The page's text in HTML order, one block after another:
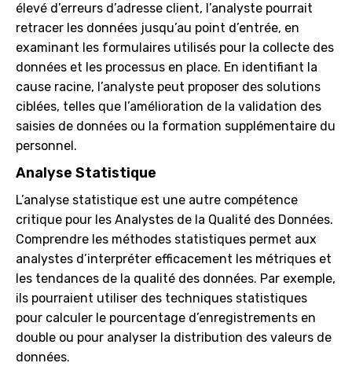
élevé d’erreurs d’adresse client, l’analyste pourrait
retracer les données jusqu’au point d’entrée, en
examinant les formulaires utilisés pour la collecte des
données et les processus en place. En identifiant la
cause racine, l’analyste peut proposer des solutions
ciblées, telles que l’amélioration de la validation des
saisies de données ou la formation supplémentaire du
personnel.
Analyse Statistique
L’analyse statistique est une autre compétence
critique pour les Analystes de la Qualité des Données.
Comprendre les méthodes statistiques permet aux
analystes d’interpréter efficacement les métriques et
les tendances de la qualité des données. Par exemple,
ils pourraient utiliser des techniques statistiques
pour calculer le pourcentage d’enregistrements en
double ou pour analyser la distribution des valeurs de
données.